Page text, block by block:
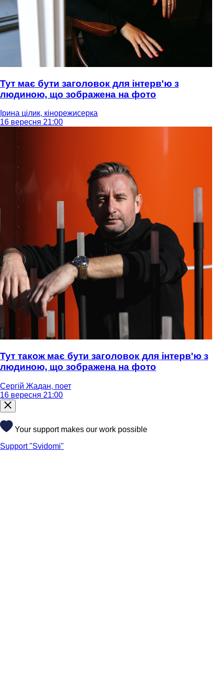
Тут має бути заголовок для інтерв'ю з
людиною, що зображена на фото
Ірина цілик, кінорежисерка
16 вересня 21:00
Тут також має бути заголовок для інтерв'ю з
людиною, що зображена на фото
Сергій Жадан, поет
16 вересня 21:00
Your support makes our work possible
Support "Svidomi"